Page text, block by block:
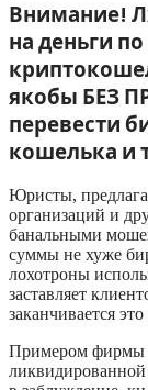
Внимание!
на деньги
якобы БЕЗ
перевести
кошелька и
Юристы,
организаций и
банальными
суммы не хуже
лохотроны
заставляет
заканчивается
Примером фирмы